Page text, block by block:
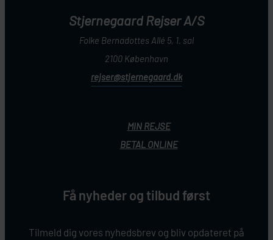
Stjernegaard Rejser A/S
Folke Bernadottes Allé 5, 1. sal
2100 København
rejser@stjernegaard.dk
MIN REJSE
BETAL ONLINE
Få nyheder og tilbud først
Tilmeld dig vores nyhedsbrev og bliv opdateret på